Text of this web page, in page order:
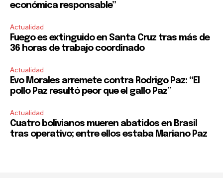
económica responsable”
Actualidad
Fuego es extinguido en Santa Cruz tras más de
36 horas de trabajo coordinado
Actualidad
Evo Morales arremete contra Rodrigo Paz: “El
pollo Paz resultó peor que el gallo Paz”
Actualidad
Cuatro bolivianos mueren abatidos en Brasil
tras operativo; entre ellos estaba Mariano Paz